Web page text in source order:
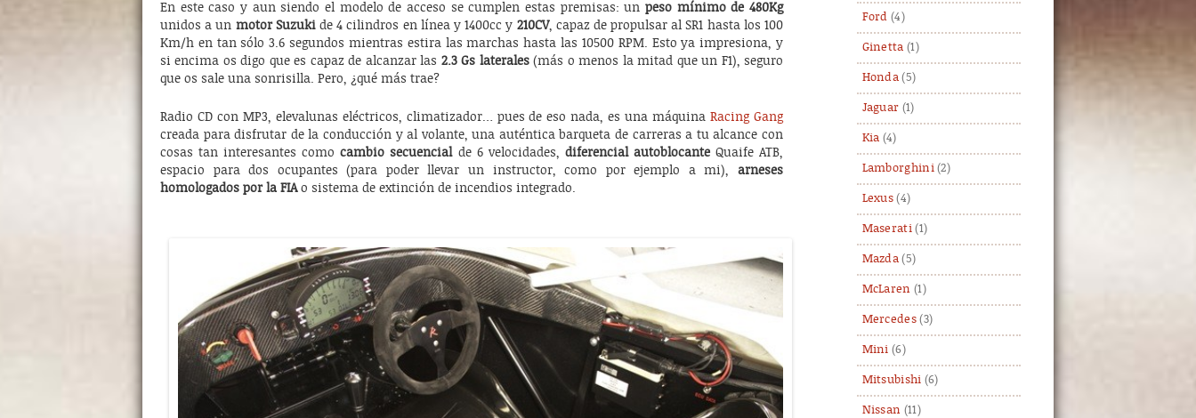
En este caso y aun siendo el modelo de acceso se cumplen estas premisas: un peso mínimo de 480Kg
unidos a un motor Suzukide 4 cilindros en línea y 1400cc y 210CV, capaz de propulsar al SR1 hasta los 100
Km/h en tan sólo 3.6 segundos mientras estira las marchas hasta las 10500 RPM. Esto ya impresiona, y
si encima os digo que es capaz de alcanzar las 2.3 Gs laterales(más o menos la mitad que un F1), seguro
que os sale una sonrisilla. Pero, ¿qué más trae?
Radio CD con MP3, elevalunas eléctricos, climatizador… pues de eso nada, es una máquinaRacing Gang
creada para disfrutar de la conducción y al volante, una auténtica barqueta de carreras a tu alcance con
cosas tan interesantes comocambio secuencialde 6 velocidades, diferencial autoblocanteQuaife ATB,
espacio para dos ocupantes (para poder llevar un instructor, como por ejemplo a mi), arneses
homologados por la FIAo sistema de extinción de incendios integrado.
Ford (4)
Ginetta (1)
Honda (5)
Jaguar (1)
Kia (4)
Lamborghini(2)
Lexus (4)
Maserati(1)
Mazda (5)
McLaren (1)
Mercedes(3)
Mini (6)
Mitsubishi (6)
Nissan (11)